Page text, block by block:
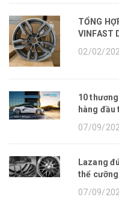
TỔNG
VINFAST
02/02/
10
hàng đầu
07/09/
Lazang
thể
07/09/